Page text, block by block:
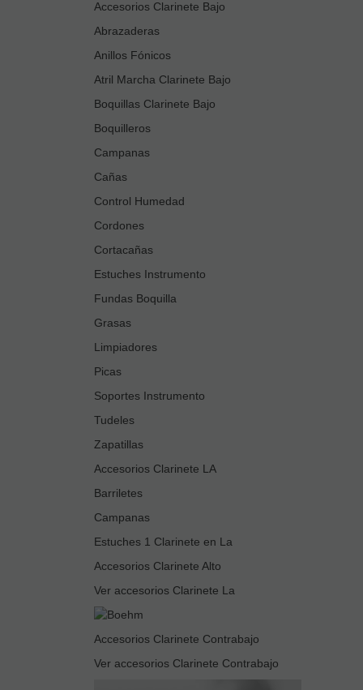
Accesorios Clarinete Bajo
Abrazaderas
Anillos Fónicos
Atril Marcha Clarinete Bajo
Boquillas Clarinete Bajo
Boquilleros
Campanas
Cañas
Control Humedad
Cordones
Cortacañas
Estuches Instrumento
Fundas Boquilla
Grasas
Limpiadores
Picas
Soportes Instrumento
Tudeles
Zapatillas
Accesorios Clarinete LA
Barriletes
Campanas
Estuches 1 Clarinete en La
Accesorios Clarinete Alto
Ver accesorios Clarinete La
Accesorios Clarinete Contrabajo
Ver accesorios Clarinete Contrabajo